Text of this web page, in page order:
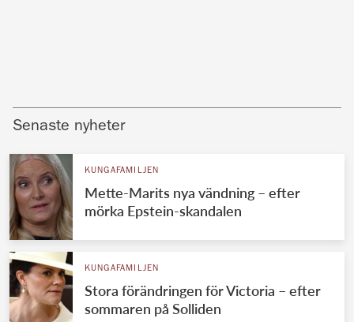
Senaste nyheter
KUNGAFAMILJEN
Mette-Marits nya vändning – efter
mörka Epstein-skandalen
KUNGAFAMILJEN
Stora förändringen för Victoria – efter
sommaren på Solliden